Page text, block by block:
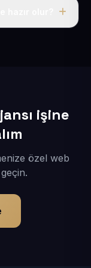
işine
özel web